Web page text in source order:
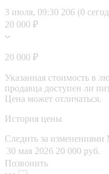
3 июля, 09:30 206 (0
20 000 ₽
20 000 ₽
Указанная стоимость в
продавца доступен ли
Цена может отличаться.
История цены
Следить за изменениями
30 мая 2026 20 000 руб.
Позвонить